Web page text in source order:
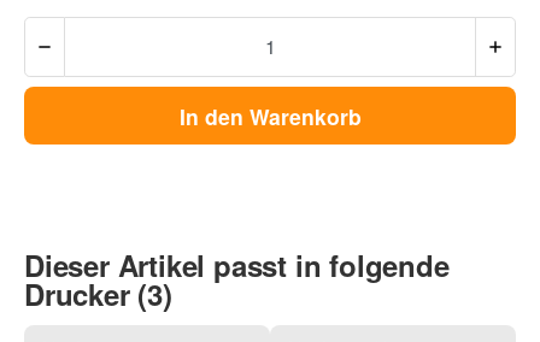
In den Warenkorb
Dieser Artikel passt in folgende
Drucker (3)